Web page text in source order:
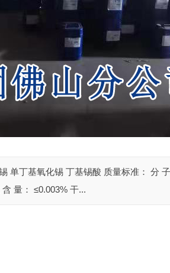
单丁基氧化锡 丁基锡酸 质量标准： 分
量： ≤0.003% 干...